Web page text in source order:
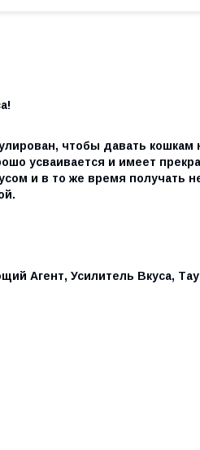
чтобы давать кошкам
усваивается и имеет
и в то же время получать
Агент, Усилитель Вкуса,